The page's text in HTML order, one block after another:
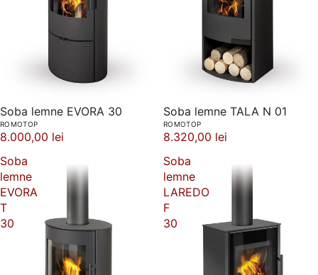
Soba lemne EVORA 30
ROMOTOP
8.000,00 lei
Soba lemne TALA N 01
ROMOTOP
8.320,00 lei
Soba
lemne
EVORA
T
30
Soba
lemne
LAREDO
F
30